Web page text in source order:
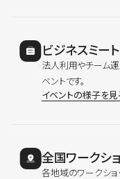
ビジネスミー
法人利用やチーム
ベントです。
イベントの様子を見
全国ワークシ
各地域のワークショ